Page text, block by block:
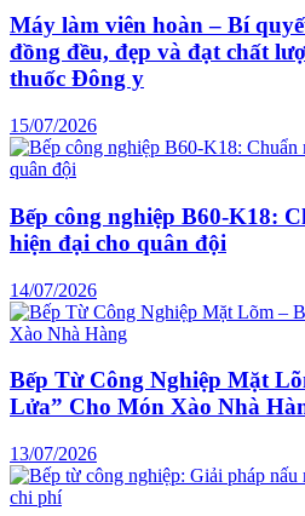
Máy làm viên hoàn – Bí
đồng đều, đẹp và đạt chất
thuốc Đông y
15/07/2026
Bếp công nghiệp B60-K18:
hiện đại cho quân đội
14/07/2026
Bếp Từ Công Nghiệp Mặt
Lửa” Cho Món Xào Nhà
13/07/2026